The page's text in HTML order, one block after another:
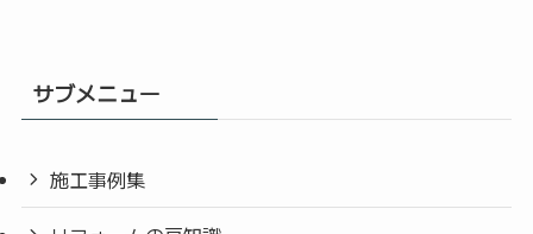
サブメニュー
施工事例集